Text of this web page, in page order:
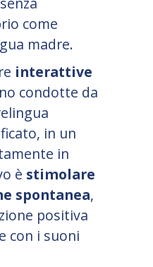
come
madre.
interattive
condotte da
in un
in
è stimolare
spontanea,
positiva
con i suoni